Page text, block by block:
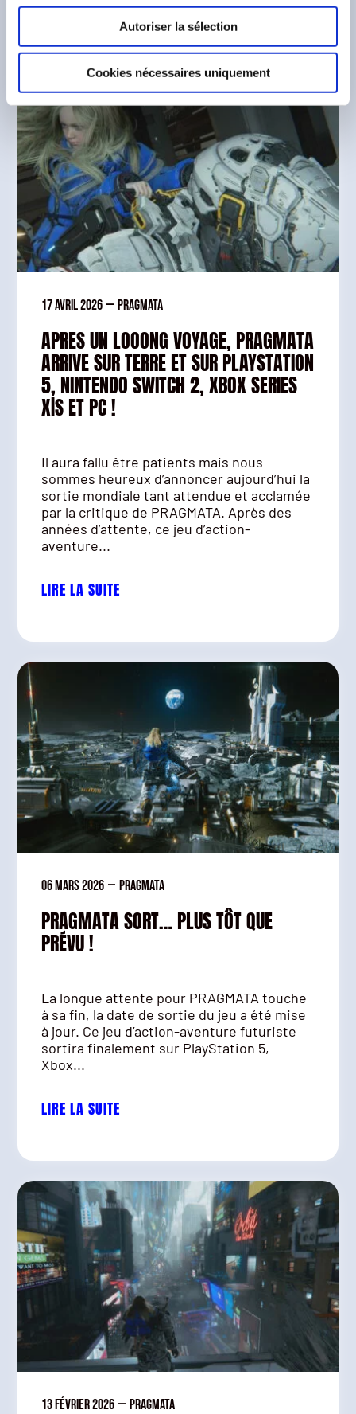
Autoriser la sélection
Cookies nécessaires uniquement
Dernières actualités
17 avril 2026 — Pragmata
APRES UN LOOONG VOYAGE, PRAGMATA
ARRIVE SUR TERRE ET SUR PLAYSTATION
5, NINTENDO SWITCH 2, XBOX SERIES
X|S ET PC !
Il aura fallu être patients mais nous
sommes heureux d’annoncer aujourd’hui la
sortie mondiale tant attendue et acclamée
par la critique de PRAGMATA. Après des
années d’attente, ce jeu d’action-
aventure...
LIRE LA SUITE
06 mars 2026 — Pragmata
PRAGMATA SORT… PLUS TÔT QUE
PRÉVU !
La longue attente pour PRAGMATA touche
à sa fin, la date de sortie du jeu a été mise
à jour. Ce jeu d’action-aventure futuriste
sortira finalement sur PlayStation 5,
Xbox...
LIRE LA SUITE
13 février 2026 — Pragmata